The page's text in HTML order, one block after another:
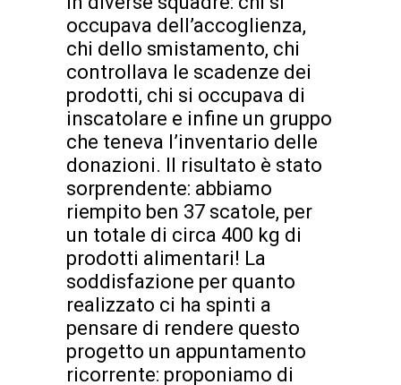
occupava dell’accoglienza,
chi dello smistamento, chi
controllava le scadenze dei
prodotti, chi si occupava di
inscatolare e infine un gruppo
che teneva l’inventario delle
donazioni. Il risultato è stato
sorprendente: abbiamo
riempito ben 37 scatole, per
un totale di circa 400 kg di
prodotti alimentari! La
soddisfazione per quanto
realizzato ci ha spinti a
pensare di rendere questo
progetto un appuntamento
ricorrente: proponiamo di